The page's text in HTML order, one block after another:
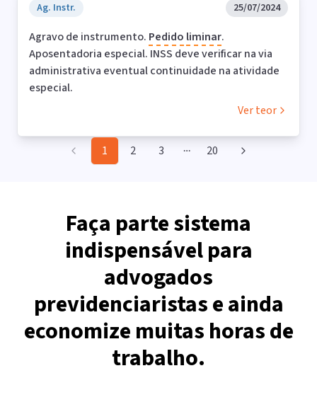
Ag. Instr. 25/07/2024
Agravo de instrumento. Pedido liminar.
Aposentadoria especial. INSS deve verificar na via
administrativa eventual continuidade na atividade
especial.
Ver teor
1 2 3 More pages
20
Faça parte sistema
indispensável para
advogados
previdenciaristas e ainda
economize muitas horas de
trabalho.